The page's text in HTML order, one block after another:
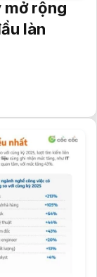
mở rộng
làn